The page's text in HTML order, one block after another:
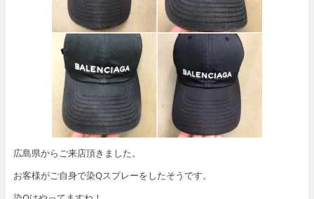
広島県からご来店頂きました。
お客様がご自身で染Qスプレーをしたそうです。